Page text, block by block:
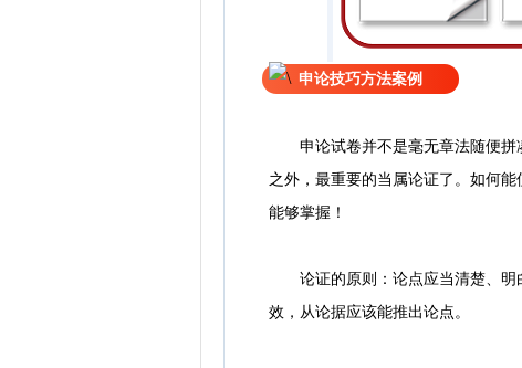
申论技巧方法案例
申论试卷并不是毫无章法随便拼
之外，最重要的当属论证了。如何
能够掌握！
论证的原则：论点应当清楚、明
效，从论据应该能推出论点。